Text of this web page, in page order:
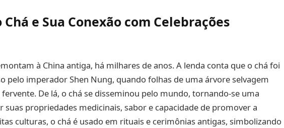
e Sua Conexão com Celebrações
à China antiga, há milhares de anos. A lenda conta que o chá foi
pelo imperador Shen Nung, quando folhas de uma árvore selvagem
De lá, o chá se disseminou pelo mundo, tornando-se uma
suas propriedades medicinais, sabor e capacidade de promover a
culturas, o chá é usado em rituais e cerimônias antigas, simbolizando